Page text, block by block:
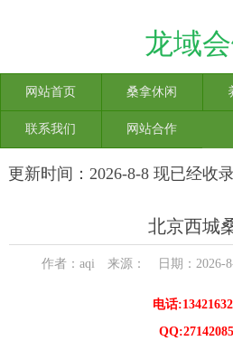
龙域
网站首页 桑拿休闲
联系我们 网站合作
更新时间：2026-8-8 现已经收
北京西城
作者：aqi 来源： 日期：2026-
电话